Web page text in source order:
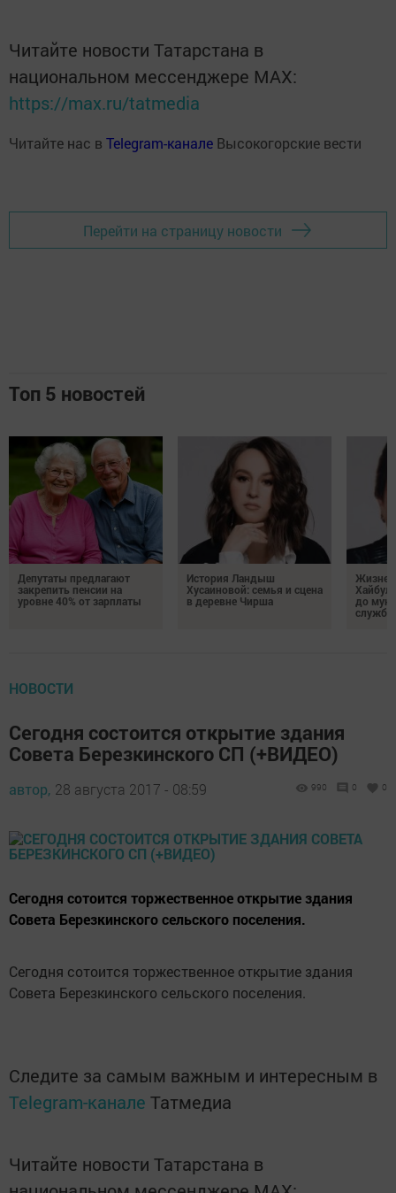
Читайте новости Татарстана в
национальном мессенджере MАХ:
https://max.ru/tatmedia
Читайте нас в Telegram-канале Высокогорские вести
Перейти на страницу новости
Топ 5 новостей
Депутаты предлагают
закрепить пенсии на
уровне 40% от зарплаты
История Ландыш
Хусаиновой: семья и сцена
в деревне Чирша
до
службы
НОВОСТИ
Сегодня состоится открытие здания
Совета Березкинского СП (+ВИДЕО)
автор, 28 августа 2017 - 08:59 990 0 0
Сегодня сотоится торжественное открытие здания
Совета Березкинского сельского поселения.
Сегодня сотоится торжественное открытие здания
Совета Березкинского сельского поселения.
Следите за самым важным и интересным в
Telegram-канале Татмедиа
Читайте новости Татарстана в